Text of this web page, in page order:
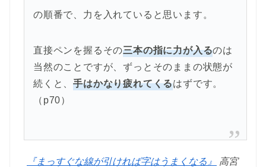
の順番で、力を入れていると思います。
直接ペンを握るその三本の指に力が入るのは
当然のことですが、ずっとそのままの状態が
続くと、手はかなり疲れてくるはずです。
（p70）
『まっすぐな線が引ければ字はうまくなる』
高宮